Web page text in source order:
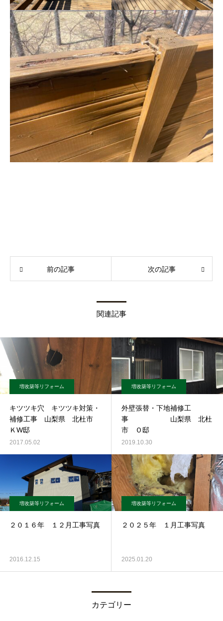
前の記事 次の記事
関連記事
増改築等リフォーム
キツツキ穴 キツツキ対策・
補修工事 山梨県 北杜市
ＫW邸
2017.05.02
増改築等リフォーム
外壁張替・下地補修工
事 山梨県 北杜
市 Ｏ邸
2019.10.30
増改築等リフォーム
２０１６年 １２月工事写真
2016.12.15
増改築等リフォーム
２０２５年 １月工事写真
2025.01.20
カテゴリー